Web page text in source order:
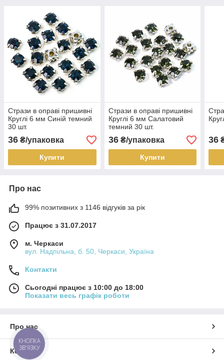
Стрази в оправі пришивні
Круглі 6 мм Синій темний
30 шт.
36 ₴/упаковка
Купити
Стрази в оправі пришивні
Круглі 6 мм Салатовий
темний 30 шт.
36₴/упаковка
Купити
36
Про нас
99% позитивних з 1146 відгуків за рік
Працює з 31.07.2017
м. Черкаси
вул. Надпільна, б. 50, Черкаси, Україна
Контакти
Сьогодні працює з 10:00 до 18:00
Показати весь графік роботи
Про нас
Контакти
КНОПКА
ЗВ'ЯЗКУ